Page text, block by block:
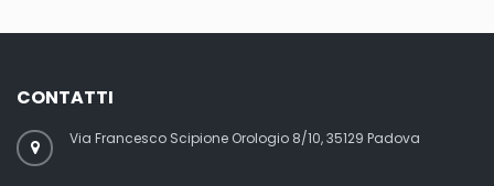
CONTATTI
Via Francesco Scipione Orologio 8/10, 35129 Padova